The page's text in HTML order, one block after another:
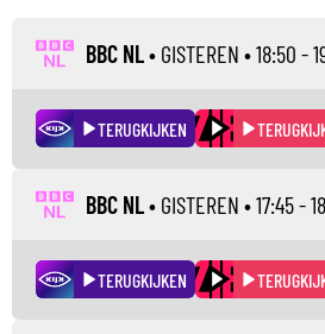
BBC NL• GISTEREN • 18:50 -
TERUGKIJKEN
BBC NL• GISTEREN • 17:45 -
TERUGKIJKEN